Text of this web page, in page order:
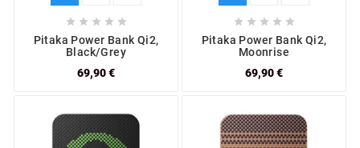
    
Pitaka Power Bank Qi2,
Black/Grey
69,90 €
    
Pitaka Power Bank Qi2,
Moonrise
69,90 €